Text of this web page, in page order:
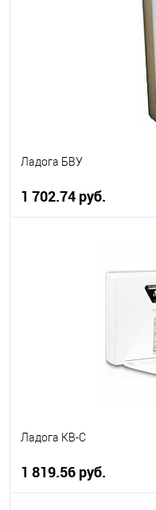
Ладога БВУ
1 702.74 руб.
Ладога КВ-С
1 819.56 руб.